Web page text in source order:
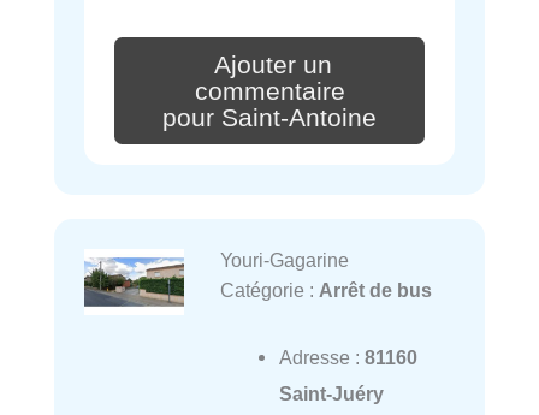
Ajouter un
commentaire
pour Saint-Antoine
Youri-Gagarine
Catégorie : Arrêt de bus
Adresse : 81160
Saint-Juéry